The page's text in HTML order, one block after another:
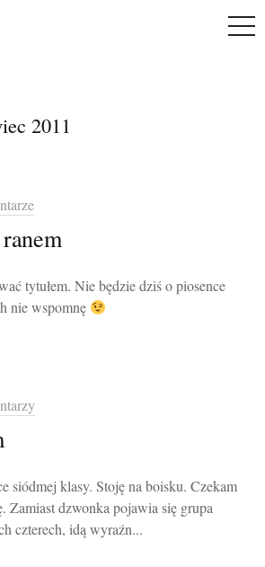
2011
tytułem. Nie będzie dziś o piosence
nie wspomnę
siódmej klasy. Stoję na boisku. Czekam
Zamiast dzwonka pojawia się grupa
czterech, idą wyraźn...